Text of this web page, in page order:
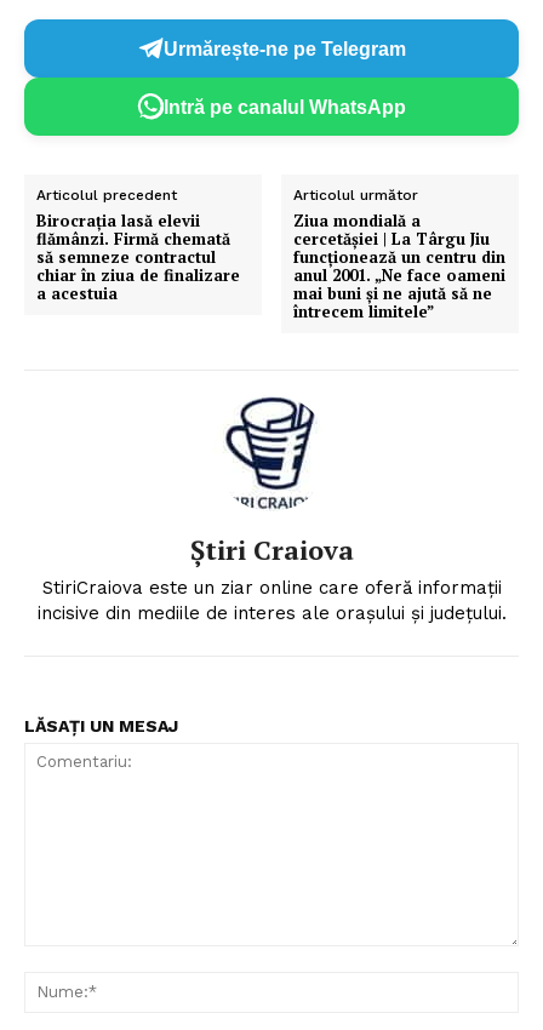
Urmărește-ne pe Telegram
Intră pe canalul WhatsApp
Articolul precedent
Birocraţia lasă elevii
flămânzi. Firmă chemată
să semneze contractul
chiar în ziua de finalizare
a acestuia
Articolul următor
Ziua mondială a
cercetăşiei | La Târgu Jiu
funcționează un centru din
anul 2001. „Ne face oameni
mai buni și ne ajută să ne
întrecem limitele”
Știri Craiova
StiriCraiova este un ziar online care oferă informații
incisive din mediile de interes ale orașului și județului.
LĂSAȚI UN MESAJ